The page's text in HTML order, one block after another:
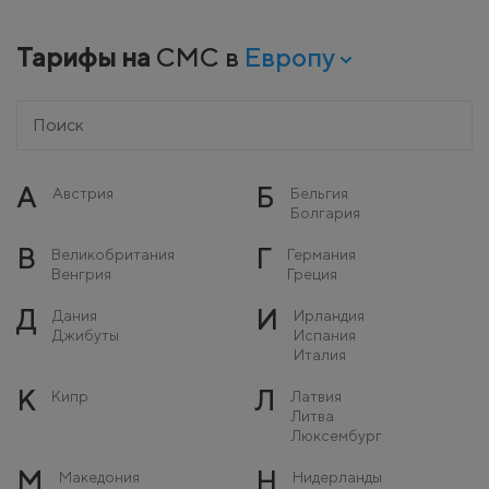
Тарифы на СМС в Европу
А Австрия Б
Бельгия
Болгария
В
Великобритания
Венгрия
Г
Германия
Греция
Д
Дания
Джибуты
И
Ирландия
Испания
Италия
К Кипр Л
Латвия
Литва
Люксембург
М
Македония
Н
Нидерланды